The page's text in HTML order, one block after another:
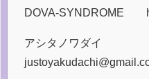
DOVA-SYNDROME
アシタノワダイ